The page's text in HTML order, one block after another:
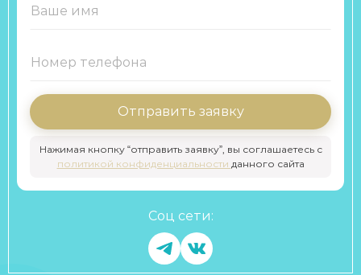
Отправить заявку
Нажимая кнопку “отправить заявку”, вы соглашаетесь с
политикой конфиденциальности данного сайта
Соц сети: